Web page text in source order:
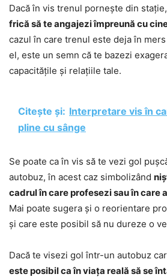
Dacă în vis trenul pornește din
frică să te angajezi împreună cu
cazul în care trenul este deja în
el, este un semn că te bazezi
capacitățile și relațiile tale.
Citește și: Interpretare vis în
pline cu sânge
Se poate ca în vis să te vezi gol
autobuz, în acest caz simbolizând
cadrul în care profesezi sau în care
Mai poate sugera și o reorientare
și care este posibil să nu dureze o
Dacă te visezi gol într-un autobuz
este posibil ca în viața reală să se